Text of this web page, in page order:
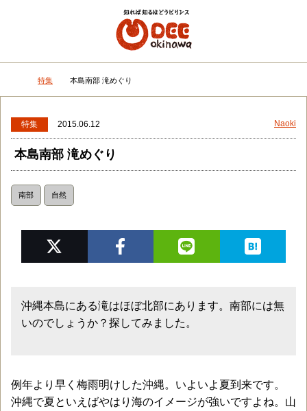
DEEokinawaトップ
特集 本島南部 滝めぐり
特集 2015.06.12 Naoki
本島南部 滝めぐり
南部 自然
沖縄本島にある滝はほぼ北部にあります。南部には無
いのでしょうか？探してみました。
例年より早く梅雨明けした沖縄。いよいよ夏到来です。
沖縄で夏といえばやはり海のイメージが強いですよね。山